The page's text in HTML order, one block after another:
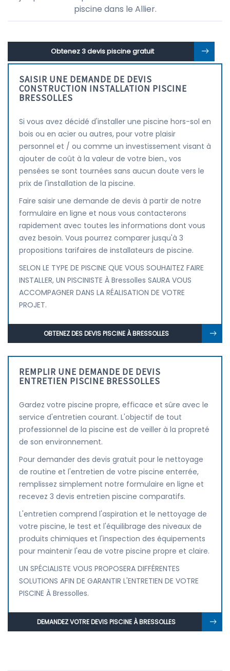
piscine dans le Allier.
Obtenez 3 devis piscine gratuit
SAISIR UNE DEMANDE DE DEVIS
CONSTRUCTION INSTALLATION PISCINE
BRESSOLLES
Si vous avez décidé d'installer une piscine hors-sol en
bois ou en acier ou autres, pour votre plaisir
personnel et / ou comme un investissement visant à
ajouter de coût à la valeur de votre bien., vos
pensées se sont tournées sans aucun doute vers le
prix de l'installation de la piscine.
Faire saisir une demande de devis à partir de notre
formulaire en ligne et nous vous contacterons
rapidement avec toutes les informations dont vous
avez besoin. Vous pourrez comparer jusqu'à 3
propositions tarifaires de installateurs de piscine.
SELON LE TYPE DE PISCINE QUE VOUS SOUHAITEZ FAIRE
INSTALLER, UN PISCINISTE À Bressolles SAURA VOUS
ACCOMPAGNER DANS LA RÉALISATION DE VOTRE
PROJET.
OBTENEZ DES DEVIS PISCINE À BRESSOLLES
REMPLIR UNE DEMANDE DE DEVIS
ENTRETIEN PISCINE BRESSOLLES
Gardez votre piscine propre, efficace et sûre avec le
service d'entretien courant. L'objectif de tout
professionnel de la piscine est de veiller à la propreté
de son environnement.
Pour demander des devis gratuit pour le nettoyage
de routine et l'entretien de votre piscine enterrée,
remplissez simplement notre formulaire en ligne et
recevez 3 devis entretien piscine comparatifs.
L'entretien comprend l'aspiration et le nettoyage de
votre piscine, le test et l'équilibrage des niveaux de
produits chimiques et l'inspection des équipements
pour maintenir l'eau de votre piscine propre et claire.
UN SPÉCIALISTE VOUS PROPOSERA DIFFÉRENTES
SOLUTIONS AFIN DE GARANTIR L'ENTRETIEN DE VOTRE
PISCINE À Bressolles.
DEMANDEZ VOTRE DEVIS PISCINE À BRESSOLLES